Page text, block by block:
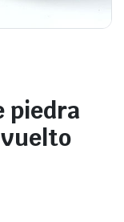
piedra